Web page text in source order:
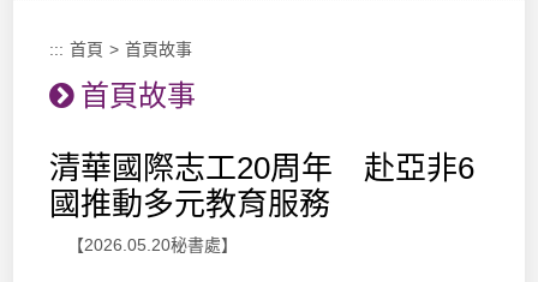
::: 首頁 >首頁故事
首頁故事
清華國際志工20周年 赴亞非6
國推動多元教育服務
【2026.05.20秘書處】